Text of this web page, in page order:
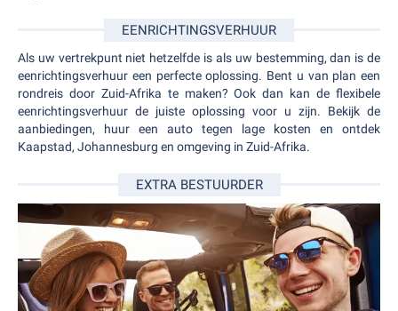
EENRICHTINGSVERHUUR
Als uw vertrekpunt niet hetzelfde is als uw bestemming, dan is de
eenrichtingsverhuur een perfecte oplossing. Bent u van plan een
rondreis door Zuid-Afrika te maken? Ook dan kan de flexibele
eenrichtingsverhuur de juiste oplossing voor u zijn. Bekijk de
aanbiedingen, huur een auto tegen lage kosten en ontdek
Kaapstad, Johannesburg en omgeving in Zuid-Afrika.
EXTRA BESTUURDER